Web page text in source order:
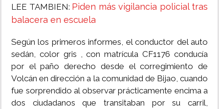
LEE TAMBIEN: Piden más vigilancia policial tras
balacera en escuela
Según los primeros informes, el conductor del auto
sedán, color gris , con matrícula CF1176 conducía
por el paño derecho desde el corregimiento de
Volcán en dirección a la comunidad de Bijao, cuando
fue sorprendido al observar prácticamente encima a
dos ciudadanos que transitaban por su carril,